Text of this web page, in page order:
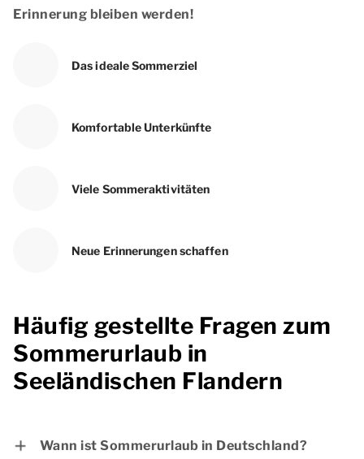
Erinnerung bleiben werden!
Das ideale Sommerziel
Komfortable Unterkünfte
Viele Sommeraktivitäten
Neue Erinnerungen schaffen
Häufig gestellte Fragen zum
Sommerurlaub in
Seeländischen Flandern
Wann ist Sommerurlaub in Deutschland?